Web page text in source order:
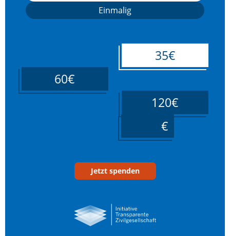
Einmalig
35€
60€
120€
Jetzt spenden